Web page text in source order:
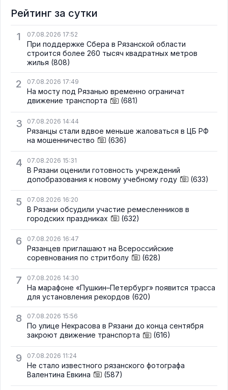
Рейтинг за сутки
1
07.08.2026 17:52
При поддержке Сбера в Рязанской области
строится более 260 тысяч квадратных метров
жилья (808)
2 07.08.2026 17:49
На мосту под Рязанью временно ограничат
движение транспорта
(681)
3 07.08.2026 14:44
Рязанцы стали вдвое меньше жаловаться в ЦБ РФ
на мошенничество
(636)
4 07.08.2026 15:31
В Рязани оценили готовность учреждений
допобразования к новому учебному году
(633)
5 07.08.2026 16:20
В Рязани обсудили участие ремесленников в
городских праздниках
(632)
6 07.08.2026 16:47
Рязанцев приглашают на Всероссийские
соревнования по стритболу
(628)
7 07.08.2026 14:30
На марафоне «Пушкин–Петербург» появится трасса
для установления рекордов (620)
8 07.08.2026 15:56
По улице Некрасова в Рязани до конца сентября
закроют движение транспорта
(616)
9 07.08.2026 11:24
Не стало известного рязанского фотографа
Валентина Евкина
(587)